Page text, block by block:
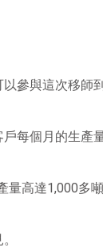
參與這次移師
每個月的生產
高達1,000多